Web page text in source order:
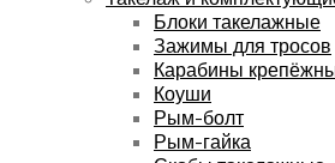
Блоки такелажные
Зажимы для тросов
Карабины
Коуши
Рым-болт
Рым-гайка